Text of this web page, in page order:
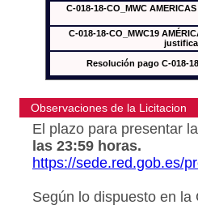
C-018-18-CO_MWC
C-018-18-CO_MWC19
Resolución pago C-018-
Observaciones de la Licitacion
El plazo para presentar
las 23:59 horas.
https://sede.red.gob.es/
Según lo dispuesto en